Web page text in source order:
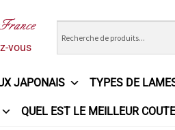
vous
JAPONAIS TYPES DE
QUEL EST LE MEILLEUR